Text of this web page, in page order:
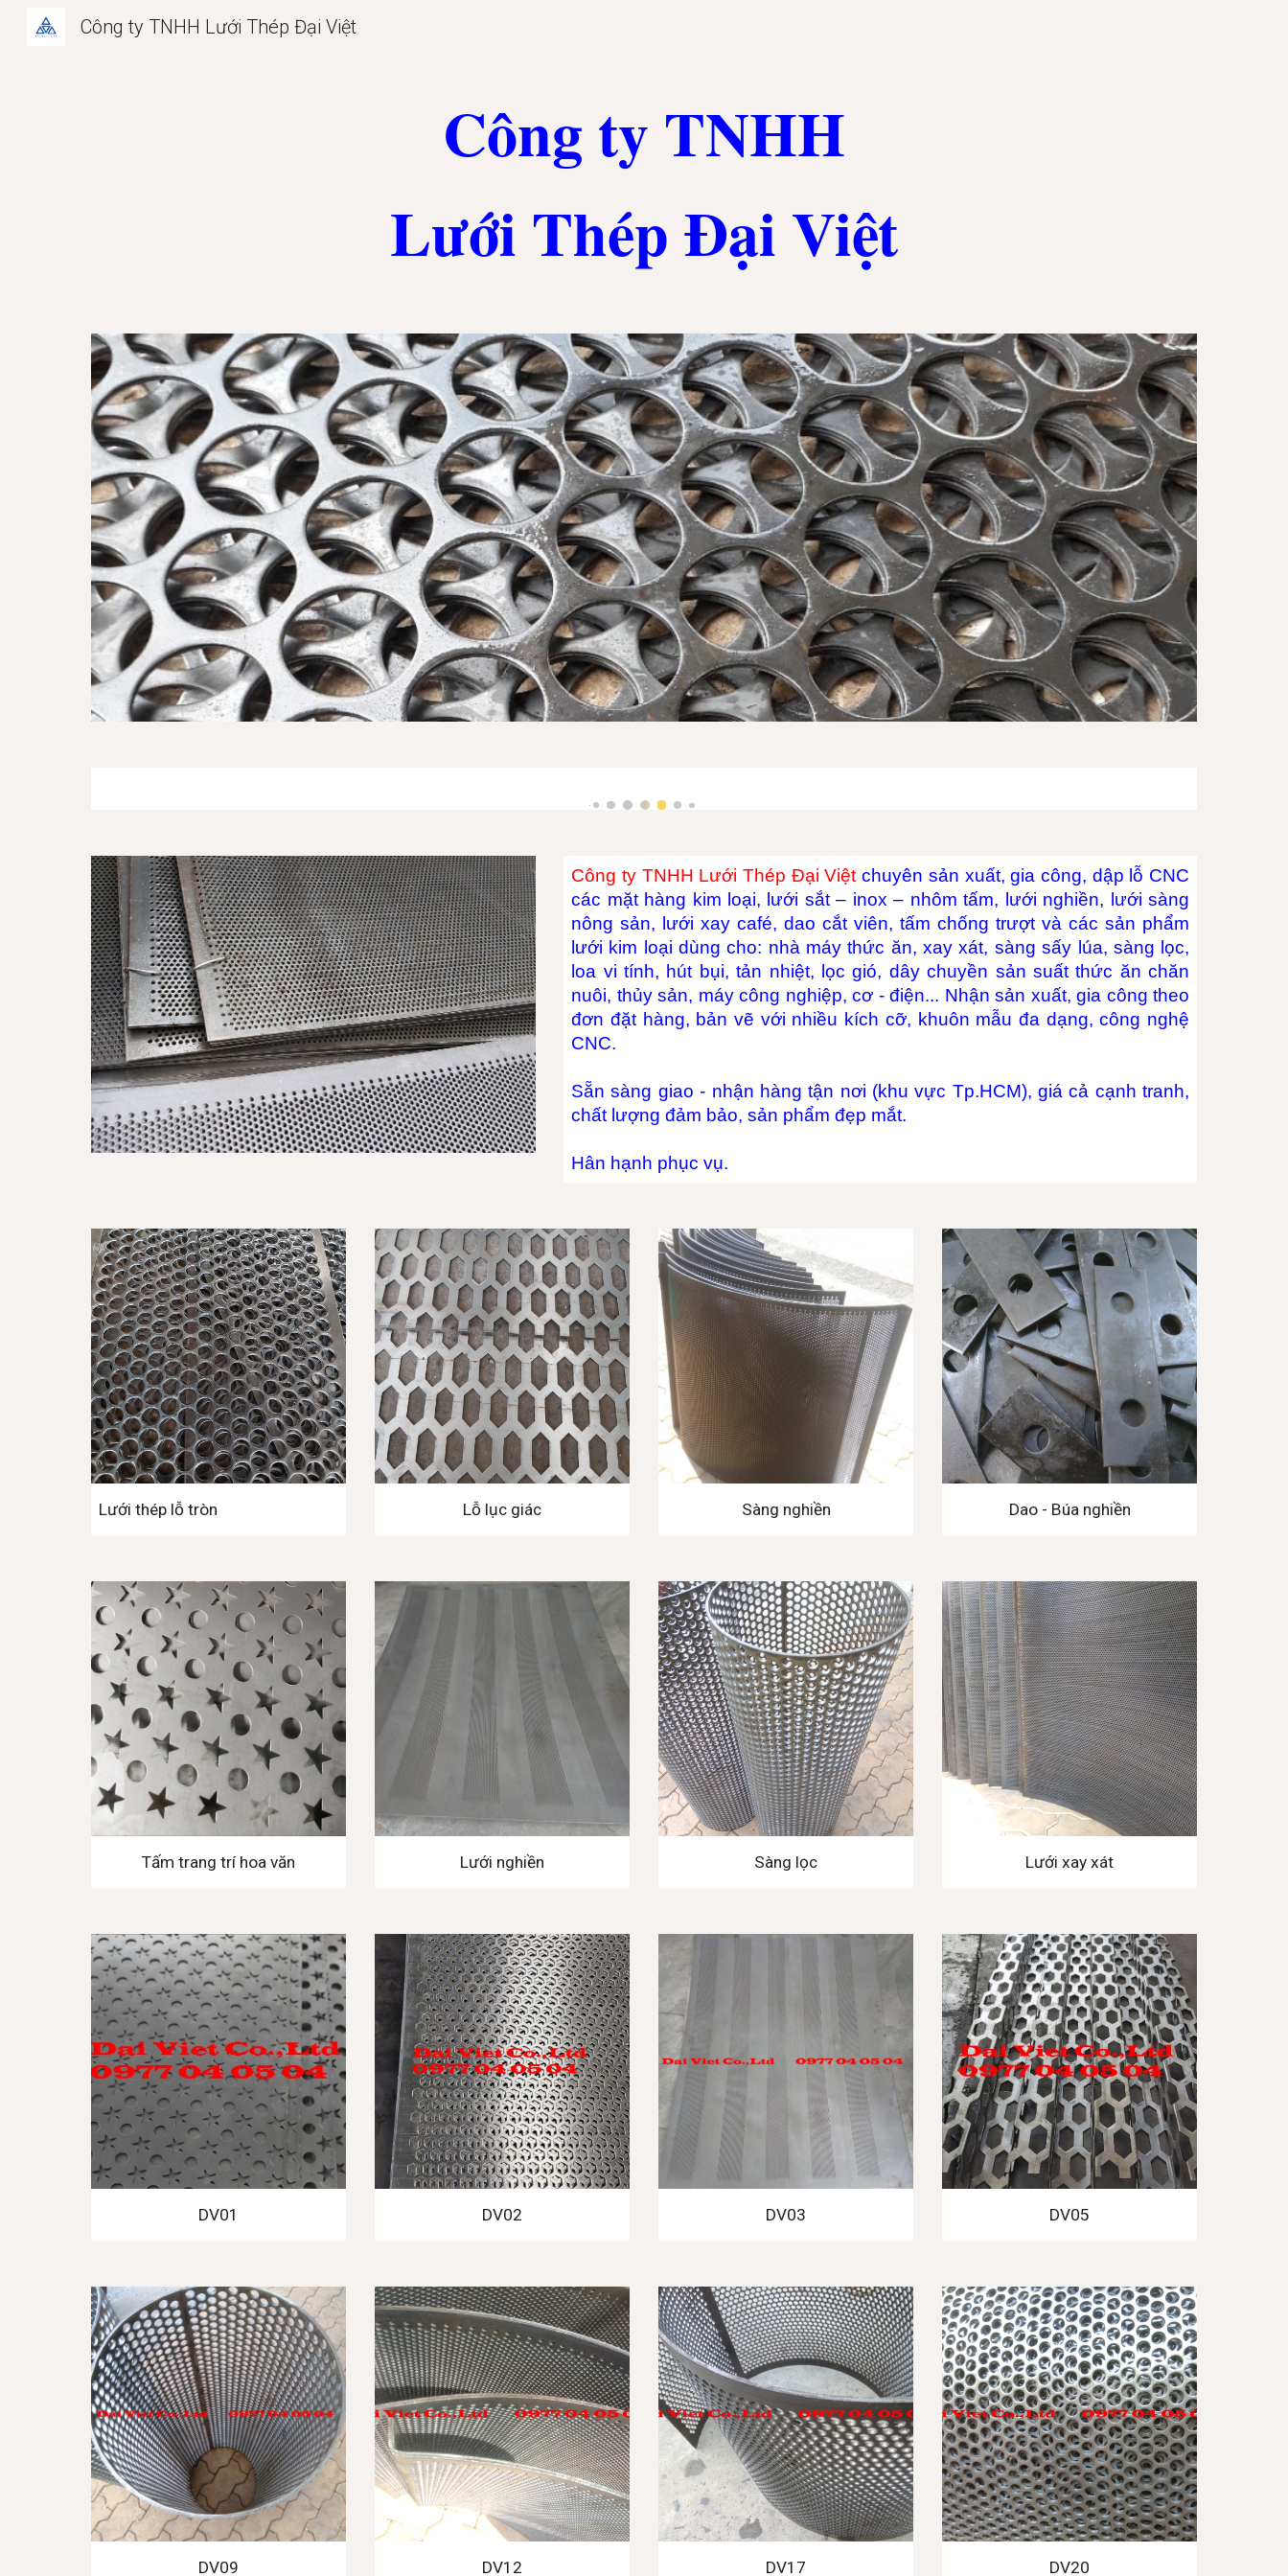
Công ty TNHH Lưới Thép Đại Việt
Công ty TNHH
Lưới Thép Đại Việt
Công ty TNHH Lưới Thép Đại Việt chuyên sản xuất, gia công, dập lỗ CNC
các mặt hàng kim loại, lưới sắt – inox – nhôm tấm, lưới nghiền, lưới sàng
nông sản, lưới xay café, dao cắt viên, tấm chống trượt và các sản phẩm
lưới kim loại dùng cho: nhà máy thức ăn, xay xát, sàng sấy lúa, sàng lọc,
loa vi tính, hút bụi, tản nhiệt, lọc gió, dây chuyền sản suất thức ăn chăn
nuôi, thủy sản, máy công nghiệp, cơ - điện... Nhận sản xuất, gia công theo
đơn đặt hàng, bản vẽ với nhiều kích cỡ, khuôn mẫu đa dạng, công nghệ
CNC.
Sẵn sàng giao - nhận hàng tận nơi (khu vực Tp.HCM), giá cả cạnh tranh,
chất lượng đảm bảo, sản phẩm đẹp mắt.
Hân hạnh phục vụ.
Lưới thép lỗ tròn Lỗ lục giác Sàng nghiền Dao - Búa nghiền
Tấm trang trí hoa văn Lưới nghiền Sàng lọc Lưới xay xát
DV01 DV02 DV03 DV05
DV09 DV12 DV17 DV20